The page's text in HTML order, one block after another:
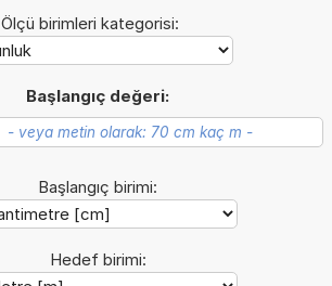
Ölçü birimleri kategorisi:
Başlangıç değeri:
Başlangıç birimi:
Hedef birimi: